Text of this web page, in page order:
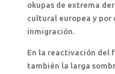
okupas de extrema
cultural europea y por
inmigración.
En la reactivación del
también la larga